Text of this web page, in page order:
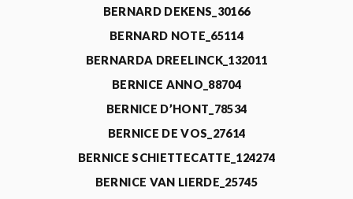
BERNARD DEKENS_30166
BERNARD NOTE_65114
BERNARDA DREELINCK_132011
BERNICE ANNO_88704
BERNICE D’HONT_78534
BERNICE DE VOS_27614
BERNICE SCHIETTECATTE_124274
BERNICE VAN LIERDE_25745